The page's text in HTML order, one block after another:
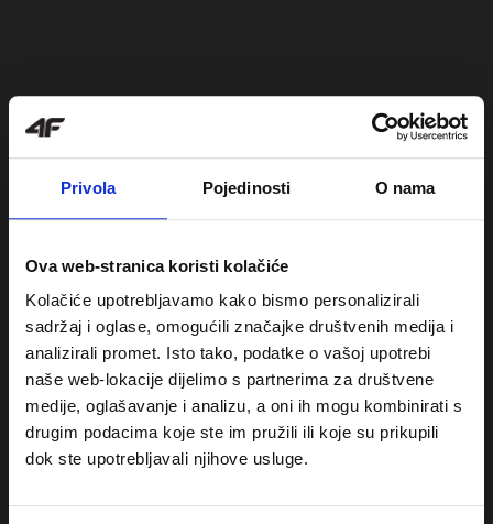
Privola Pojedinosti O nama
Ova web-stranica koristi kolačiće
Kolačiće upotrebljavamo kako bismo personalizirali
sadržaj i oglase, omogućili značajke društvenih medija i
analizirali promet. Isto tako, podatke o vašoj upotrebi
naše web-lokacije dijelimo s partnerima za društvene
medije, oglašavanje i analizu, a oni ih mogu kombinirati s
drugim podacima koje ste im pružili ili koje su prikupili
dok ste upotrebljavali njihove usluge.